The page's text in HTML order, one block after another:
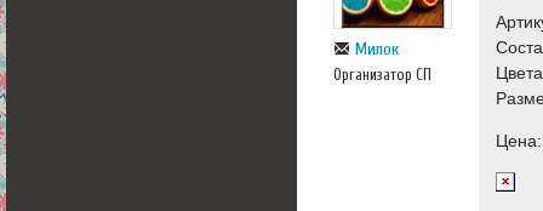
Милок
Организатор СП